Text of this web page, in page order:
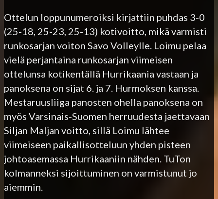
Ottelun loppunumeroiksi kirjattiin puhdas 3-0
(25-18, 25-23, 25-13) kotivoitto, mikä varmisti
runkosarjan voiton Savo Volleylle. Loimu pelaa
vielä perjantaina runkosarjan viimeisen
ottelunsa kotikentällä Hurrikaania vastaan ja
panoksena on sijat 6. ja 7. Hurmoksen kanssa.
Mestaruusliiga panosten ohella panoksena on
myös Varsinais-Suomen herruudesta jaettavaan
Siljan Maljan voitto, sillä Loimu lähtee
viimeiseen paikallisotteluun yhden pisteen
johtoasemassa Hurrikaaniin nähden. TuTon
kolmanneksi sijoittuminen on varmistunut jo
aiemmin.